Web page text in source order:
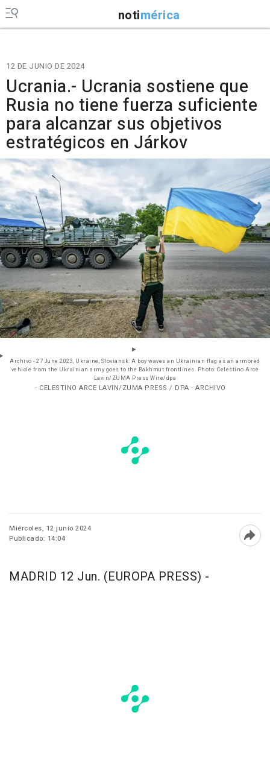
notimérica
12 DE JUNIO DE 2024
Ucrania.- Ucrania sostiene que
Rusia no tiene fuerza suficiente
para alcanzar sus objetivos
estratégicos en Járkov
Archivo - 27 June 2023, Ukraine, Sloviansk: A boy waves an Ukrainian flag as an armored
vehicle from the Ukrainian army goes to the Bakhmut frontlines. Photo: Celestino Arce
Lavin/ZUMA Press Wire/dpa
- CELESTINO ARCE LAVIN/ZUMA PRESS / DPA - ARCHIVO
Miércoles, 12 junio 2024
Publicado: 14:04
MADRID 12 Jun. (EUROPA PRESS) -